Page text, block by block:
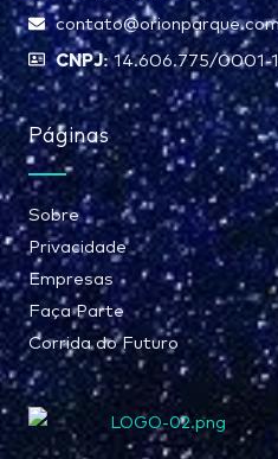
Páginas
Sobre
Privacidade
Empresas
Faça Parte
Corrida do Futuro
CNPJ:14.606.775/0001-